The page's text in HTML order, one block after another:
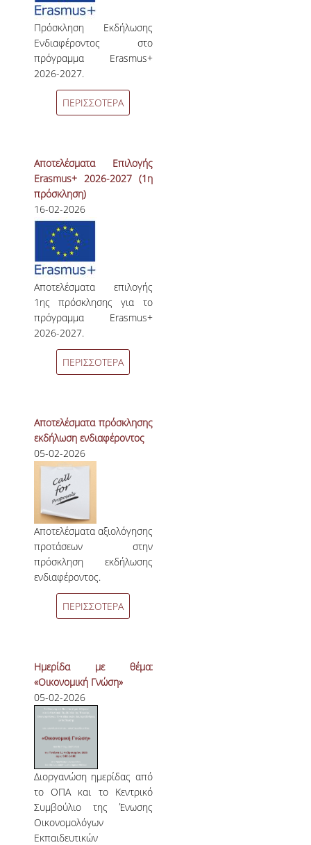
Πρόσκληση Εκδήλωσης
Ενδιαφέροντος στο
πρόγραμμα Erasmus+
2026-2027.
ΠΕΡΙΣΣΟΤΕΡΑ
Αποτελέσματα Επιλογής
Erasmus+ 2026-2027 (1η
πρόσκληση)
16-02-2026
Αποτελέσματα επιλογής
1ης πρόσκλησης για το
πρόγραμμα Erasmus+
2026-2027.
ΠΕΡΙΣΣΟΤΕΡΑ
Αποτελέσματα πρόσκλησης
εκδήλωση ενδιαφέροντος
05-02-2026
Αποτελέσματα αξιολόγησης
προτάσεων στην
πρόσκληση εκδήλωσης
ενδιαφέροντος.
ΠΕΡΙΣΣΟΤΕΡΑ
Ημερίδα με θέμα:
«Οικονομική Γνώση»
05-02-2026
Διοργανώση ημερίδας από
το ΟΠΑ και το Κεντρικό
Συμβούλιο της Ένωσης
Οικονομολόγων
Εκπαιδευτικών